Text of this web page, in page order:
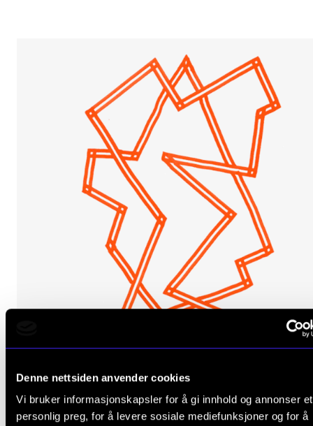
Denne nettsiden anvender cookies
Vi bruker informasjonskapsler for å gi innhold og annonser et
personlig preg, for å levere sosiale mediefunksjoner og for å
Strauss, Strauss og Strauss